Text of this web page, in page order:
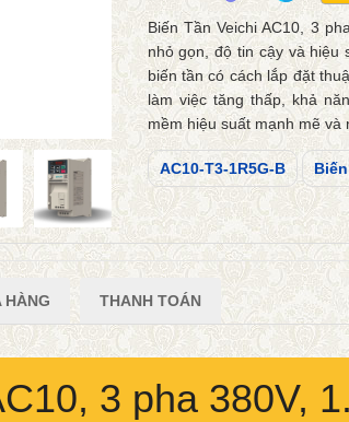
Biến Tần Veichi AC10, 3
nhỏ gọn, độ tin cậy và hiệu
biến tần có cách lắp đặt
làm việc tăng thấp, khả
mềm hiệu suất mạnh mẽ và
AC10-T3-1R5G-B
HÀNG THANH TOÁN
3 pha 380V,